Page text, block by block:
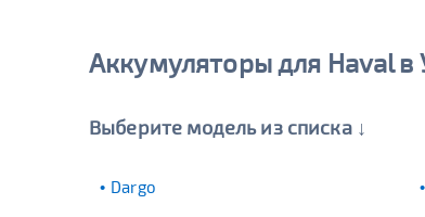
Аккумуляторы для Haval в
Выберите модель из списка ↓
Dargo